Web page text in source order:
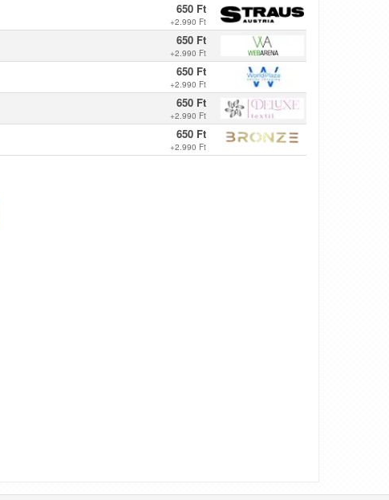
650 Ft
+2.990 Ft
650 Ft
+2.990 Ft
650 Ft
+2.990 Ft
650 Ft
+2.990 Ft
650 Ft
+2.990 Ft